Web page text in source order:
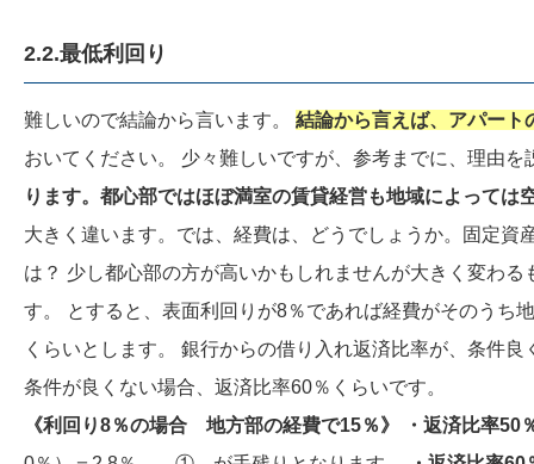
2.2.最低利回り
難しいので結論から言います。 結論から言えば、アパート
おいてください。 少々難しいですが、参考までに、理由
ります。都心部ではほぼ満室の賃貸経営も地域によっては
大きく違います。では、経費は、どうでしょうか。固定
は？ 少し都心部の方が高いかもしれませんが大きく変わ
す。 とすると、表面利回りが8％であれば経費がそのうち
くらいとします。 銀行からの借り入れ返済比率が、条件
条件が良くない場合、返済比率60％くらいです。
《利回り8％の場合 地方部の経費で15％》
・返済比率50